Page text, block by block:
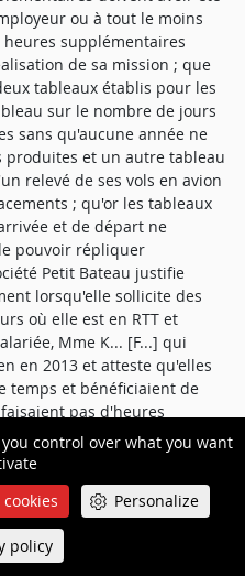
control over what you want
Personalize
policy
ou à tout le moins
supplémentaires
de sa mission ; que
tableaux établis pour les
sur le nombre de jours
sans qu'aucune année ne
et un autre tableau
relevé de ses vols en avion
; qu'or les tableaux
et de départ ne
pouvoir répliquer
Petit Bateau justifie
lorsqu'elle sollicite des
où elle est en RTT et
Mme K... [F...] qui
en 2013 et atteste qu'elles
temps et bénéficiaient de
pas d'heures
démontre aussi que
dans le relevé des vols
personnels ou que des
ne correspondent au
la cour observe en outre
horaire d'avion ; qu'enfin